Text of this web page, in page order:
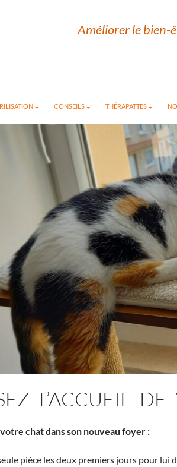
Améliorer le bien-
CONSEILS THÉRAPATTES
L’ACCUEIL
chat dans son nouveau foyer :
pièce les deux premiers jours pour lui